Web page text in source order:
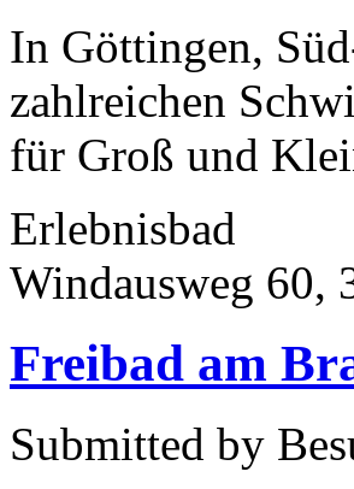
In Göttingen,
zahlreichen
für Groß und
Erlebnisbad
Windausweg 60,
Freibad am
Submitted by